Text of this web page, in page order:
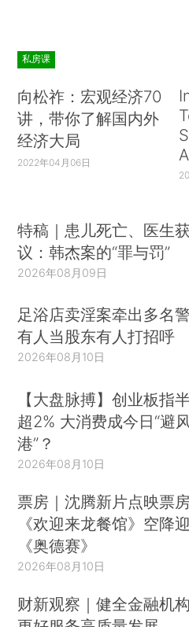
私房课
向松祚：宏观经济70
讲，带你了解国内外
经济大局
2022年04月06日
特稿｜患儿死亡、医生
议：韩杰案的“罪与罚”
2026年08月09日
足浴店卖淫案牵出多名
有人当股东有人打招呼
2026年08月10日
【大盘脉搏】创业板指
超2% 大消费成今日“避
港”？
2026年08月10日
票房｜沈腾新片点映票
《欢迎来龙餐馆》空降
《奥德赛》
2026年08月10日
财新观察｜健全金融机